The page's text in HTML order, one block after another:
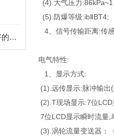
船用控制电力软电缆具有良好的电气性能
(4).大气压力
(5).防爆等级:ibⅡBT4;
4、信号传输距离:传
电气特性:
1、显示方式:
(1).远传显示:脉冲输出
(2).T现场显示:7位
7位LCD显示瞬时流量,
(3).涡轮流量变送器：